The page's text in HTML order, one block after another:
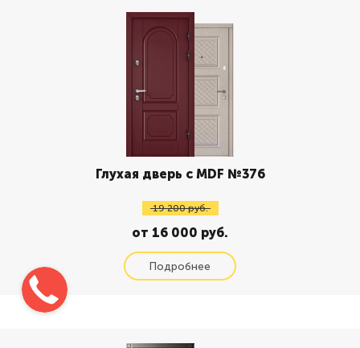
Глухая дверь с MDF №376
19 200 руб.
от 16 000 руб.